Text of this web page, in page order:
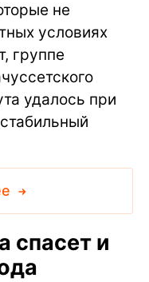
не
условиях
группе
удалось при
спасет и